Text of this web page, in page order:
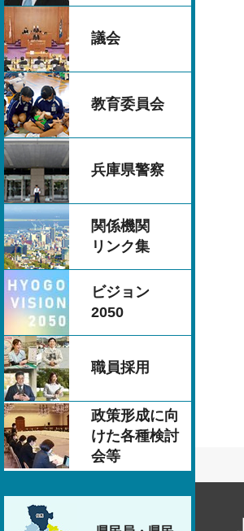
議会
教育委員会
兵庫県警察
関係機関
リンク集
ビジョン
2050
職員採用
政策形成に向
けた各種検討
会等